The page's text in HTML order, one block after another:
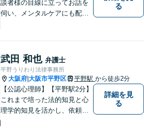
談者様の目線に立ってお話を
伺い、メンタルケアにも配慮
策をご提案【LINE利用可】
【平日夜間、土日祝日、応相
談】
る
武田 和也 弁護士
平野うりわり法律事務所
大阪府 大阪市平野区 平野駅 から徒歩2分
【公認心理師】【平野駅2分】
これまで培った法的知見と心
理学的知見を活かし、依頼者
詳細を見
る